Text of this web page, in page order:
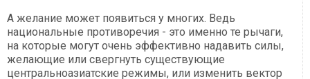
А желание может появиться у многих. Ведь
национальные противоречия - это именно те рычаги,
на которые могут очень эффективно надавить силы,
желающие или свергнуть существующие
центральноазиатские режимы, или изменить вектор